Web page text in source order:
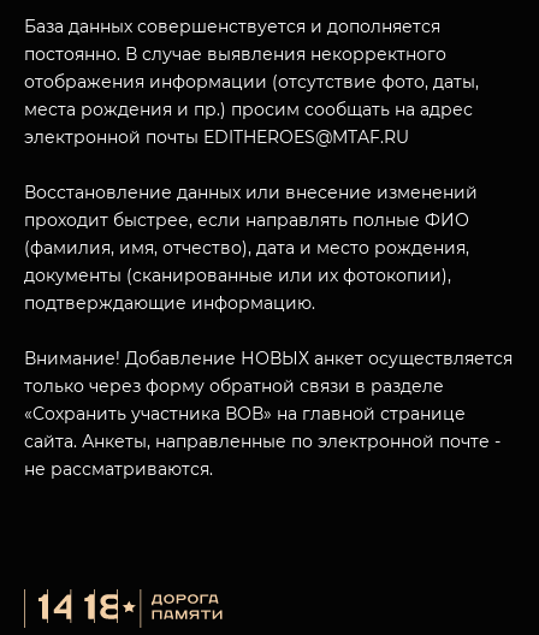
МУЗЕЙНЫЙ КОМПЛЕКС
ПОСЕТИТЕЛЯМ
О НАС
НАЗАД
База данных совершенствуется и дополняется
постоянно. В случае выявления некорректного
отображения информации (отсутствие фото, даты,
места рождения и пр.) просим сообщать на адрес
электронной почты EDITHEROES@MTAF.RU
Восстановление данных или внесение изменений
проходит быстрее, если направлять полные ФИО
(фамилия, имя, отчество), дата и место рождения,
документы (сканированные или их фотокопии),
подтверждающие информацию.
Внимание! Добавление НОВЫХ анкет осуществляется
только через форму обратной связи в разделе
«Сохранить участника ВОВ» на главной странице
сайта. Анкеты, направленные по электронной почте -
не рассматриваются.